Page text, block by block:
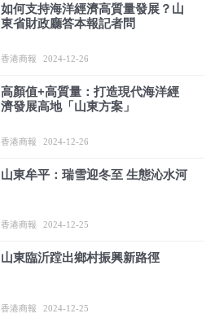
如何支持海洋經濟高質量發展？山
東省財政廳答本報記者問
香港商報 2024-12-26
高顏值+高質量：打造現代海洋經
濟發展高地「山東方案」
香港商報 2024-12-26
山東牟平：瑞雪迎冬至 生態沁水河
香港商報 2024-12-25
山東臨沂蹚出鄉村振興新路徑
香港商報 2024-12-25